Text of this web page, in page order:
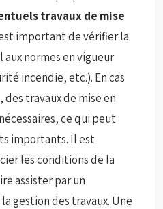
travaux de mise
important de vérifier la
normes en vigueur
incendie, etc.). En cas
travaux de mise en
ce qui peut
importants. Il est
les conditions de la
assister par un
gestion des travaux. Une